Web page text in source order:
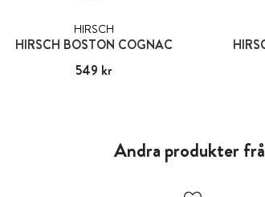
HIRSCH
HIRSCH BOSTON COGNAC
Pris:549 kr
549 kr
Andra produkter